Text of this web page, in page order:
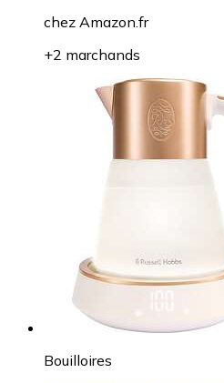
chez Amazon.fr
+2 marchands
Bouilloires